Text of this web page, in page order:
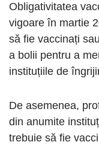
Obligativitatea
vigoare în martie
să fie vaccinați
a bolii pentru a
instituțiile de
De asemenea,
din anumite
trebuie să fie